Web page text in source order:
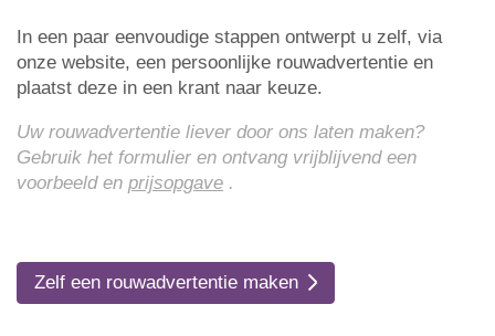
In een paar eenvoudige stappen ontwerpt u zelf, via
onze website, een persoonlijke rouwadvertentie en
plaatst deze in een krant naar keuze.
Uw rouwadvertentie liever door ons laten maken?
Gebruik het formulier en ontvang vrijblijvend een
voorbeeld en prijsopgave .
Zelf een rouwadvertentie maken